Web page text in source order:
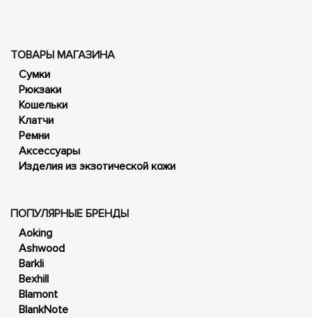
ТОВАРЫ МАГАЗИНА
Сумки
Рюкзаки
Кошельки
Клатчи
Ремни
Аксессуары
Изделия из экзотической кожи
ПОПУЛЯРНЫЕ БРЕНДЫ
Aoking
Ashwood
Barkli
Bexhill
Blamont
BlankNote